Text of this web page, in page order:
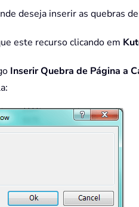
deseja inserir as quebras
este recurso clicando em
Inserir Quebra de Página a